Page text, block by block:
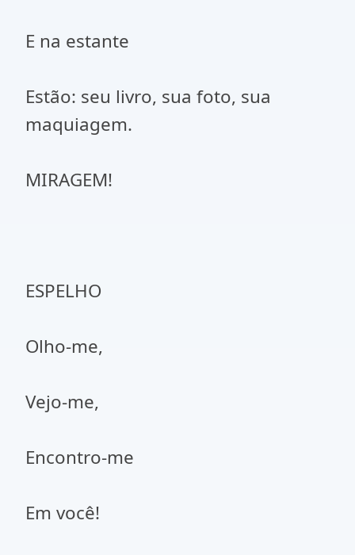
E na estante
Estão: seu livro, sua foto, sua
maquiagem.
MIRAGEM!
ESPELHO
Olho-me,
Vejo-me,
Encontro-me
Em você!